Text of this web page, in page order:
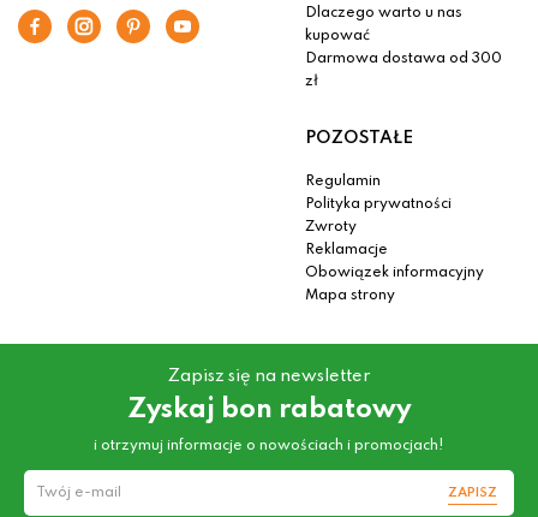
Dlaczego warto u nas
kupować
Darmowa dostawa od 300
zł
POZOSTAŁE
Regulamin
Polityka prywatności
Zwroty
Reklamacje
Obowiązek informacyjny
Mapa strony
Zapisz się na newsletter
Zyskaj bon rabatowy
i otrzymuj informacje o nowościach i promocjach!
ZAPISZ